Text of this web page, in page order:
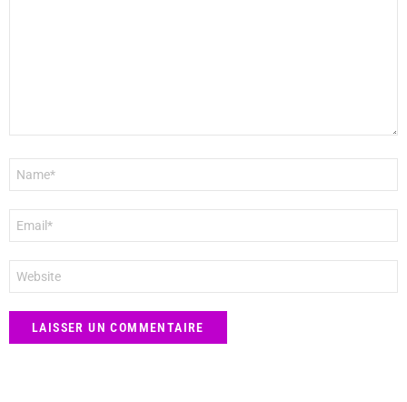
mail
*
web